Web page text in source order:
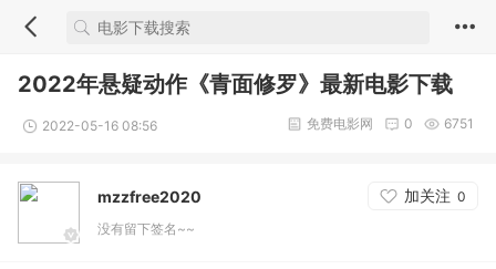
2022年悬疑动作《青面修罗》最新电影下载
2022-05-16 08:56 6751
0
免费电影网
mzzfree2020 加关注 0
没有留下签名~~